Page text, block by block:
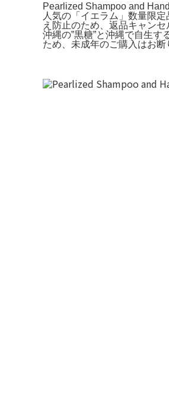
Pearlized Shampoo and
人気の「イエラム」数量限
え防止のため、返品キャン
沖縄の”黒糖”と沖縄で自生
ため、未成年のご購入はお